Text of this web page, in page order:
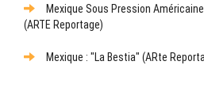
Mexique Sous Pression
(ARTE Reportage)
Mexique : "La Bestia" (ARte